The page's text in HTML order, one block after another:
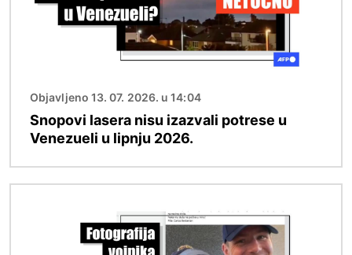
Objavljeno 13. 07. 2026. u 14:04
Snopovi lasera nisu izazvali potrese u
Venezueli u lipnju 2026.